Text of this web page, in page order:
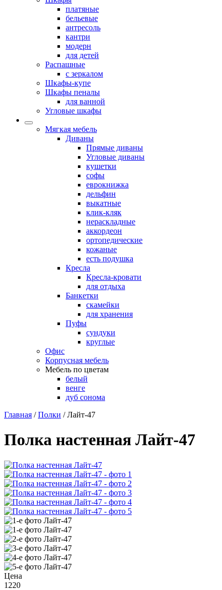
платяные
бельевые
антресоль
кантри
модерн
для детей
Распашные
с зеркалом
Шкафы-купе
Шкафы пеналы
для ванной
Угловые шкафы
Мягкая мебель
Диваны
Прямые диваны
Угловые диваны
кушетки
софы
еврокнижка
дельфин
выкатные
клик-кляк
нераскладные
аккордеон
ортопедические
кожаные
есть подушка
Кресла
Кресла-кровати
для отдыха
Банкетки
скамейки
для хранения
Пуфы
сундуки
круглые
Офис
Корпусная мебель
Мебель по цветам
белый
венге
дуб сонома
Главная / Полки / Лайт-47
Полка настенная Лайт-47
Цена
1220